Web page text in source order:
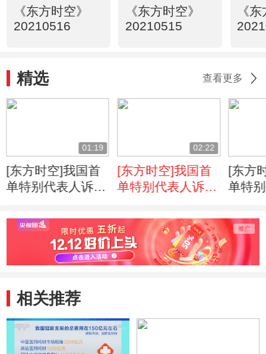
《东方时空》
20210516
《东方时空》
20210515
《
精选 查看更多
01:19
[东方时空]我国首
单特别代表人诉讼
康美连续3年有组
织实施财务造假约
02:22
[东方时空]我国首
单特别代表人诉讼
什么是“特别代表
人诉讼”？特别在
哪儿？
[东方
单特
首单“
诉讼”
案？
相关推荐